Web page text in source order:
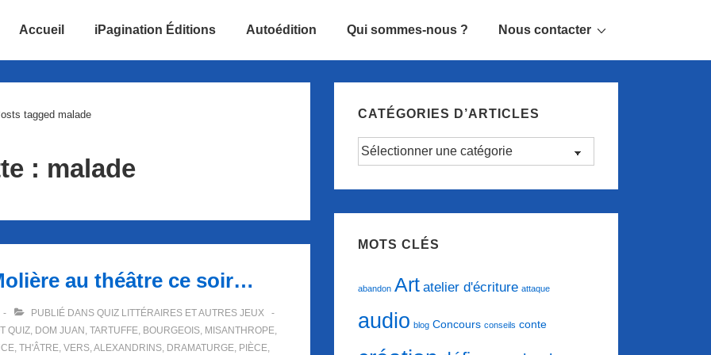
Accueil iPagination Éditions Autoédition Qui sommes-nous ? Nous contacter
tagged malade
: malade
au théâtre ce soir…
PUBLIÉ DANS QUIZ LITTÉRAIRES ET AUTRES JEUX
QUIZ, DOM JUAN , TARTUFFE, BOURGEOIS, MISANTHROPE,
, TH'ÂTRE, VERS,ALEXANDRINS, DRAMATURGE, PIÈCE,
CATÉGORIES D’ARTICLES
Catégories
MOTS CLÉS
abandon Art atelier d'écriture attaque
audio blog Concours conseils conte